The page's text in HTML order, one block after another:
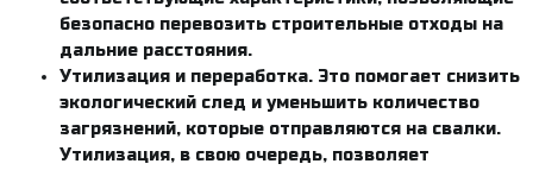
безопасно перевозить строительные отходы на
дальние расстояния.
Утилизация и переработка. Это помогает снизить
экологический след и уменьшить количество
загрязнений, которые отправляются на свалки.
Утилизация, в свою очередь, позволяет